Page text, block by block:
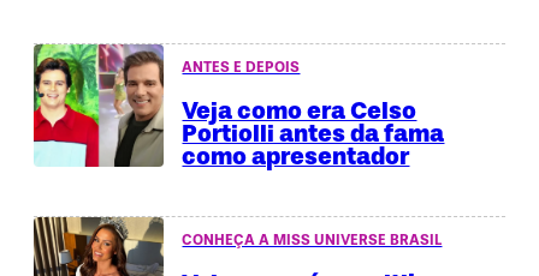
ANTES E DEPOIS
Veja como era Celso
Portiolli antes da fama
como apresentador
CONHEÇA A MISS UNIVERSE BRASIL